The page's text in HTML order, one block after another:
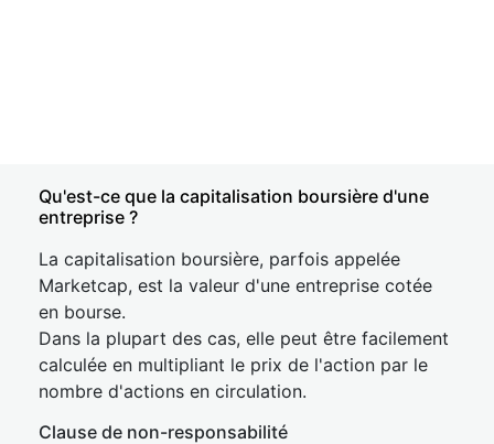
Qu'est-ce que la capitalisation boursière d'une
entreprise ?
La capitalisation boursière, parfois appelée
Marketcap, est la valeur d'une entreprise cotée
en bourse.
Dans la plupart des cas, elle peut être facilement
calculée en multipliant le prix de l'action par le
nombre d'actions en circulation.
Clause de non-responsabilité